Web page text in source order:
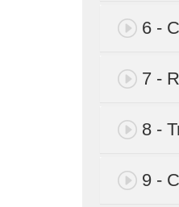
6 -
7 -
8 -
9 -